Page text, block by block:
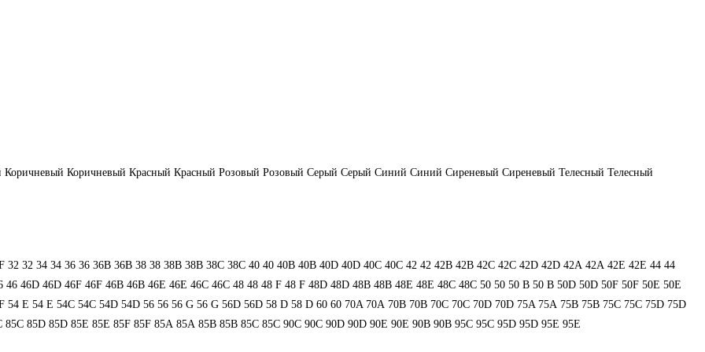
Коричневый Коричневый Красный Красный Розовый Розовый Серый Серый Синий Синий Сиреневый Сиреневый Телесный Телесный
32 32 34 34 36 36 36B 36B 38 38 38B 38B 38С 38С 40 40 40B 40B 40D 40D 40С 40С 42 42 42B 42B 42C 42C 42D 42D 42А 42А 42Е 42Е 44 44
46 46D 46D 46F 46F 46В 46В 46Е 46Е 46С 46С 48 48 48 F 48 F 48D 48D 48В 48В 48Е 48Е 48С 48С 50 50 50 B 50 B 50D 50D 50F 50F 50Е 50Е
54 Е 54 Е 54C 54C 54D 54D 56 56 56 G 56 G 56D 56D 58 D 58 D 60 60 70A 70A 70B 70B 70C 70C 70D 70D 75A 75A 75B 75B 75C 75C 75D 75D
85C 85D 85D 85E 85E 85F 85F 85А 85А 85В 85В 85С 85С 90C 90C 90D 90D 90E 90E 90В 90В 95C 95C 95D 95D 95E 95E